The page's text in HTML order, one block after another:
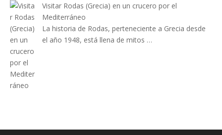
Visitar Rodas (Grecia) en un crucero por el
Mediterráneo
La historia de Rodas, perteneciente a Grecia desde
el año 1948, está llena de mitos …